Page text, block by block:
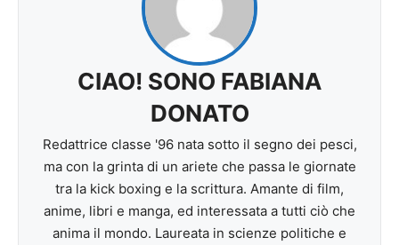
CIAO! SONO FABIANA
DONATO
Redattrice classe '96 nata sotto il segno dei pesci,
ma con la grinta di un ariete che passa le giornate
tra la kick boxing e la scrittura. Amante di film,
anime, libri e manga, ed interessata a tutti ciò che
anima il mondo. Laureata in scienze politiche e